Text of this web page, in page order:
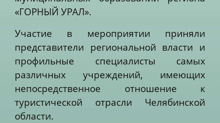
«ГОРНЫЙ УРАЛ».
Участие в мероприятии приняли
представители региональной власти и
профильные специалисты самых
различных учреждений, имеющих
непосредственное отношение к
туристической отрасли Челябинской
области.